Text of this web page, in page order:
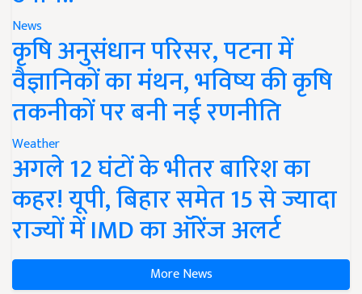
News
कृषि अनुसंधान परिसर, पटना में
वैज्ञानिकों का मंथन, भविष्य की कृषि
तकनीकों पर बनी नई रणनीति
Weather
अगले 12 घंटों के भीतर बारिश का
कहर! यूपी, बिहार समेत 15 से ज्यादा
राज्यों में IMD का ऑरेंज अलर्ट
More News